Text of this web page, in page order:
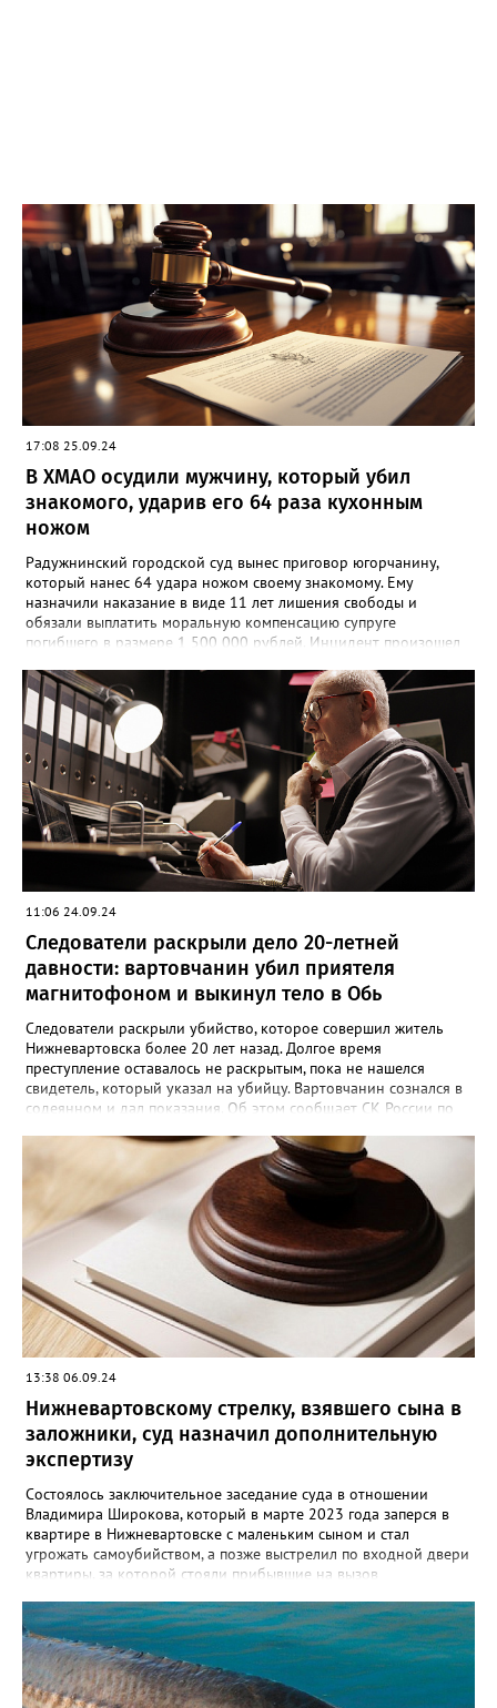
17:08 25.09.24
В ХМАО осудили мужчину, который убил
знакомого, ударив его 64 раза кухонным
ножом
Радужнинский городской суд вынес приговор югорчанину,
который нанес 64 удара ножом своему знакомому. Ему
назначили наказание в виде 11 лет лишения свободы и
обязали выплатить моральную компенсацию супруге
погибшего в размере 1 500 000 рублей. Инцидент произошел
своим знакомым в тамбуре жилого дома. Произошла потасовка
и югорчанин совершил убийство кухонным ножом. Он нанес
потерпевшему 64 удара по различным частям тела, которые
стали причиной смерти. Во время судебного заседания
югорчанин признал свою вину, но от дачи показаний
отказался.
11:06 24.09.24
Следователи раскрыли дело 20-летней
давности: вартовчанин убил приятеля
магнитофоном и выкинул тело в Обь
Следователи раскрыли убийство, которое совершил житель
Нижневартовска более 20 лет назад. Долгое время
преступление оставалось не раскрытым, пока не нашелся
свидетель, который указал на убийцу. Вартовчанин сознался в
содеянном и дал показания. Об этом сообщает СК России по
декабря 2001 года 22 летний вартовчанин находился в
квартире по улице Менделеева вместе со своим 29-летним
знакомым. Произошла ссора и мужчина нанес приятелю
множественные удары руками и кассетным магнитофоном в
голову. От полученных травм он скончался. Вартовчанин
испугался и выбросил тело в Обь. Уголовное дело с
обвинительным заключением направлено в суд для
рассмотрения. Вартовчанину грозит до пятнадцати лет
лишения свободы.
13:38 06.09.24
Нижневартовскому стрелку, взявшего сына в
заложники, суд назначил дополнительную
экспертизу
Состоялось заключительное заседание суда в отношении
Владимира Широкова, который в марте 2023 года заперся в
квартире в Нижневартовске с маленьким сыном и стал
угрожать самоубийством, а позже выстрелил по входной двери
квартиры, за которой стояли прибывшие на вызов
квартиры и подвала дома. В происшествии никто не пострадал,
силовики договорились с Широковым, он отпустил ребенка и
сдался сам. Как рассказал Gorod3466.ru источник, знакомый с
ситуацией, на заседании суда было принято постановление
провести дополнительную экспертизу из-за недостоверности